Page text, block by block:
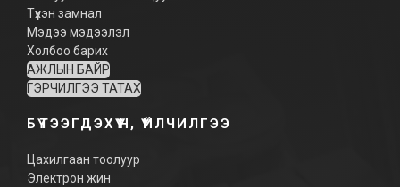
Түүхэн замнал
Мэдээ мэдээлэл
Холбоо барих
АЖЛЫН БАЙР
ГЭРЧИЛГЭЭ ТАТАХ
БҮТЭЭГДЭХҮҮН, ҮЙЛЧИЛГЭЭ
Цахилгаан тоолуур
Электрон жин